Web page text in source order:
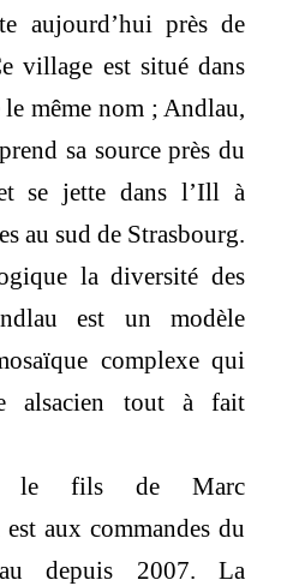
aujourd’hui près de
village est situé dans
même nom ; Andlau,
sa source près du
se jette dans l’Ill à
au sud de Strasbourg.
la diversité des
est un modèle
complexe qui
alsacien tout à fait
le fils de Marc
aux commandes du
depuis 2007. La